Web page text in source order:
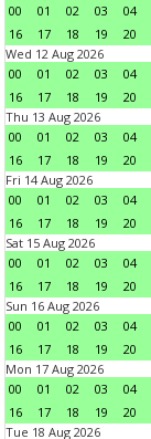
00
01 02 03 04
16
17 18 19 20
Wed 12 Aug 2026
00
01 02 03 04
16
17 18 19 20
Thu 13 Aug 2026
00
01 02 03 04
16
17 18 19 20
Fri 14 Aug 2026
00
01 02 03 04
16
17 18 19 20
Sat 15 Aug 2026
00
01 02 03 04
16
17 18 19 20
Sun 16 Aug 2026
00
01 02 03 04
16
17 18 19 20
Mon 17 Aug 2026
00
01 02 03 04
16
17 18 19 20
Tue 18 Aug 2026